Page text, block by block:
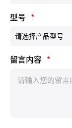
型号 *
留言内容 *